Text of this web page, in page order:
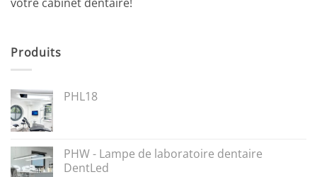
Produits
PHL18
PHW - Lampe de laboratoire dentaire
DentLed